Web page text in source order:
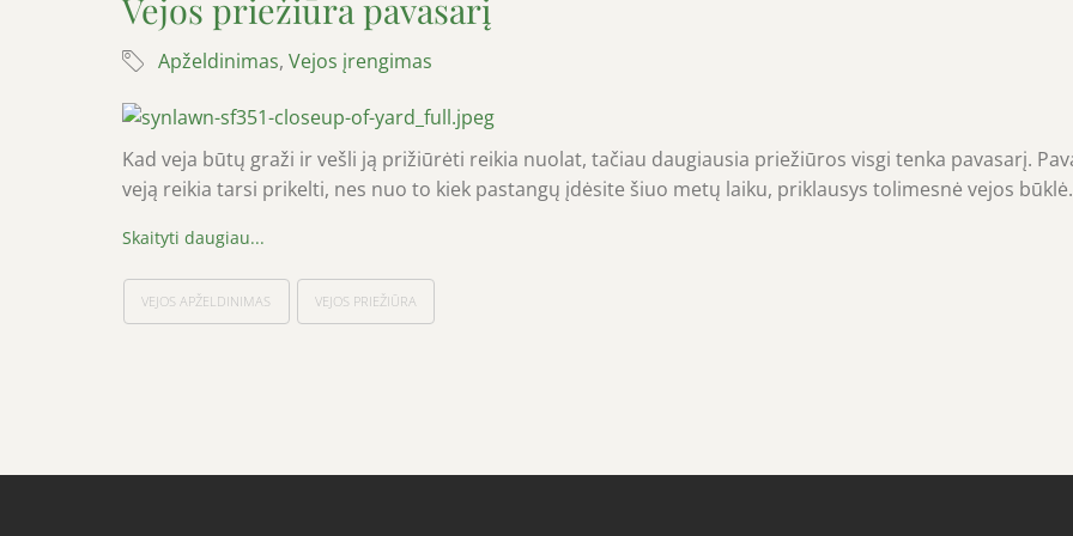
Vejos priežiūra pavasarį
Apželdinimas, Vejos įrengimas
Kad veja būtų graži ir vešli ją prižiūrėti reikia nuolat, tačiau daugiausia priežiūros visgi tenka pavasarį.
veją reikia tarsi prikelti, nes nuo to kiek pastangų įdėsite šiuo metų laiku, priklausys tolimesnė vejos būklė.
VEJOS APŽELDINIMAS VEJOS PRIEŽIŪRA